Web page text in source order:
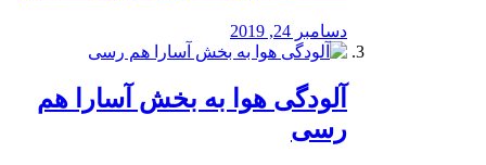
دسامبر 24, 2019
آلودگی هوا به بخش آسارا هم
رسی